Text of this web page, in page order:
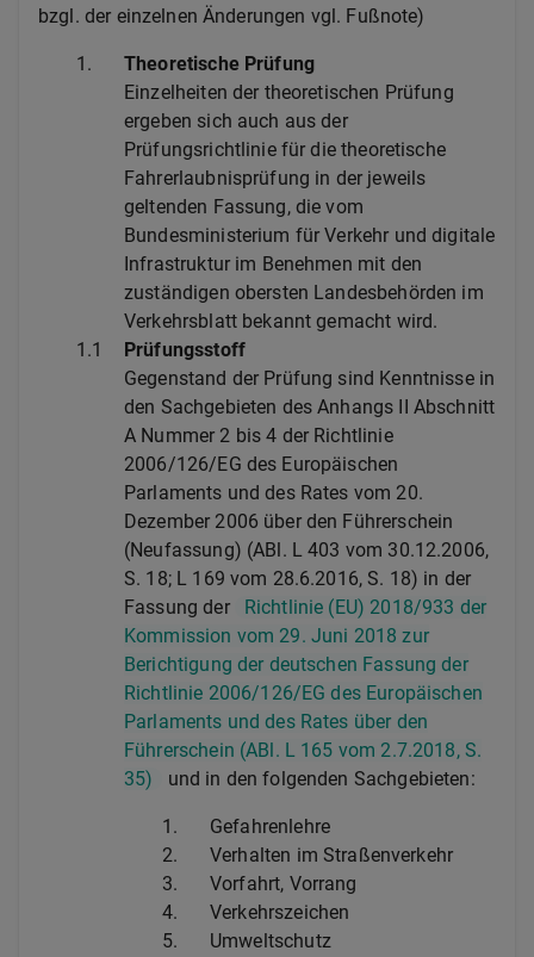
bzgl. der einzelnen Änderungen vgl. Fußnote)
1.
Theoretische Prüfung
Einzelheiten der theoretischen Prüfung
ergeben sich auch aus der
Prüfungsrichtlinie für die theoretische
Fahrerlaubnisprüfung in der jeweils
geltenden Fassung, die vom
Bundesministerium für Verkehr und digitale
Infrastruktur im Benehmen mit den
zuständigen obersten Landesbehörden im
Verkehrsblatt bekannt gemacht wird.
1.1
Prüfungsstoff
Gegenstand der Prüfung sind Kenntnisse in
den Sachgebieten des Anhangs II Abschnitt
A Nummer 2 bis 4 der Richtlinie
2006/126/EG des Europäischen
Parlaments und des Rates vom 20.
Dezember 2006 über den Führerschein
(Neufassung) (ABl. L 403 vom 30.12.2006,
S. 18; L 169 vom 28.6.2016, S. 18) in der
Fassung der
Richtlinie (EU) 2018/933 der
Kommission vom 29. Juni 2018 zur
Berichtigung der deutschen Fassung der
Richtlinie 2006/126/EG des Europäischen
Parlaments und des Rates über den
Führerschein (ABl. L 165 vom 2.7.2018, S.
35)
und in den folgenden Sachgebieten:
1.
Gefahrenlehre
2.
Verhalten im Straßenverkehr
3.
Vorfahrt, Vorrang
4.
Verkehrszeichen
5.
Umweltschutz